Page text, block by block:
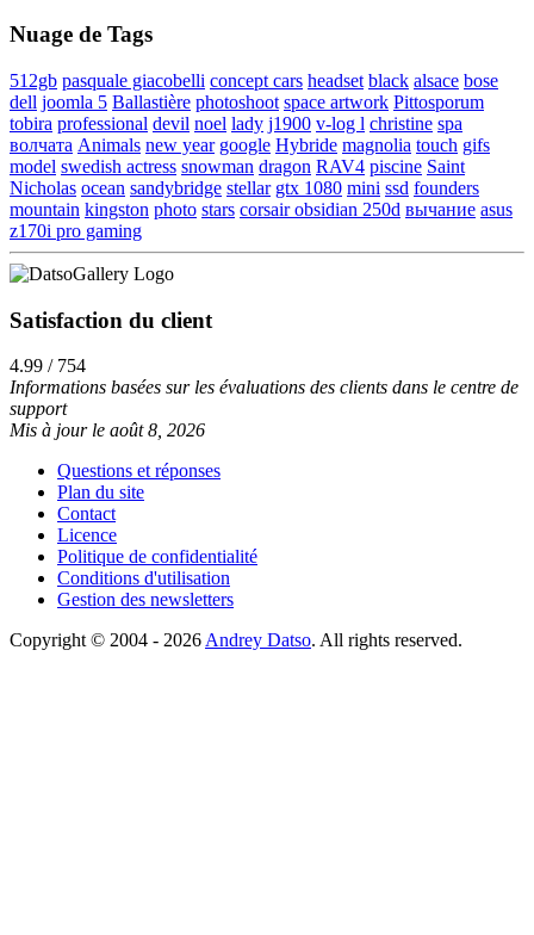
Nuage de Tags
512gb pasquale giacobelli concept cars headset black alsace bose
dell joomla 5 Ballastière photoshoot space artwork Pittosporum
tobira professional devil noel lady j1900 v-log l christine spa
волчата Animals new year google Hybride magnolia touch gifs
model swedish actress snowman dragon RAV4 piscine Saint
Nicholas ocean sandybridge stellar gtx 1080 mini ssd founders
mountain kingston photo stars corsair obsidian 250d вычание asus
z170i pro gaming
Satisfaction du client
4.99 / 754
Informations basées sur les évaluations des clients dans le centre de
support
Mis à jour le août 8, 2026
Questions et réponses
Plan du site
Contact
Licence
Politique de confidentialité
Conditions d'utilisation
Gestion des newsletters
Copyright © 2004 - 2026Andrey Datso. All rights reserved.